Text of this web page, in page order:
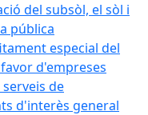
del subsòl, el sòl i
pública
especial del
d'empreses
de
d'interès general